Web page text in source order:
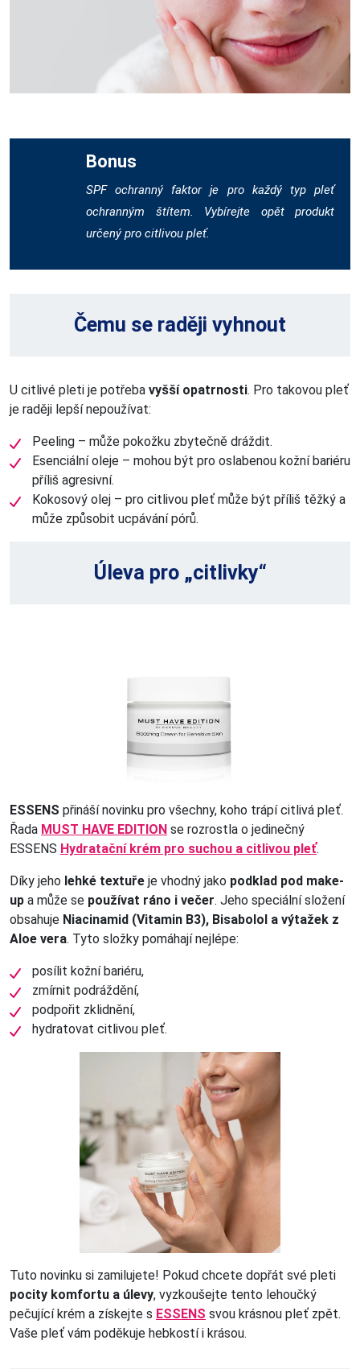
Bonus
SPF ochranný faktor je pro každý typ pleť
ochranným štítem. Vybírejte opět produkt
určený pro citlivou pleť.
Čemu se raději vyhnout
U citlivé pleti je potřeba vyšší opatrnosti. Pro takovou pleť
je raději lepší nepoužívat:
Peeling – může pokožku zbytečně dráždit.
Esenciální oleje – mohou být pro oslabenou kožní bariéru
příliš agresivní.
Kokosový olej – pro citlivou pleť může být příliš těžký a
může způsobit ucpávání pórů.
Úleva pro „citlivky“
ESSENS přináší novinku pro všechny, koho trápí citlivá pleť.
Řada MUST HAVE EDITION se rozrostla o jedinečný
ESSENS Hydratační krém pro suchou a citlivou pleť.
Díky jeho lehké textuře je vhodný jako podklad pod make-
up a může se používat ráno i večer. Jeho speciální složení
obsahuje Niacinamid (Vitamin B3), Bisabolol a výtažek z
Aloe vera. Tyto složky pomáhají nejlépe:
posílit kožní bariéru,
zmírnit podráždění,
podpořit zklidnění,
hydratovat citlivou pleť.
Tuto novinku si zamilujete! Pokud chcete dopřát své pleti
pocity komfortu a úlevy, vyzkoušejte tento lehoučký
pečující krém a získejte s ESSENS svou krásnou pleť zpět.
Vaše pleť vám poděkuje hebkostí i krásou.